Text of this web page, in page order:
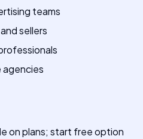
teams
sellers
agencies
on plans; start free option